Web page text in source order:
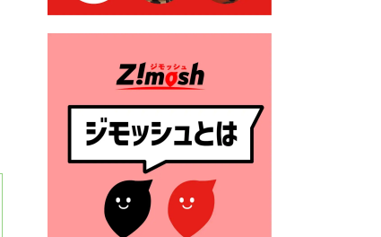
（令和８年４月１日施行）
格改定
2026年6月23日 公告一覧（市
内業者対象）を更新しまし
2026年6月23日 （一財）豊前